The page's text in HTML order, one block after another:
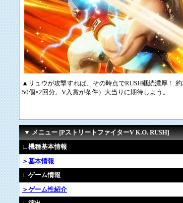
▲リュウが攻撃すれば、その時点でRUSH継続濃厚！
50個×2回分。V入賞が条件）大当りに期待しよう。
▼ メニュー [PストリートファイターV K.O. RUSH]
∟機種基本情報
＞基本情報
∟ゲーム情報
＞ゲーム性紹介